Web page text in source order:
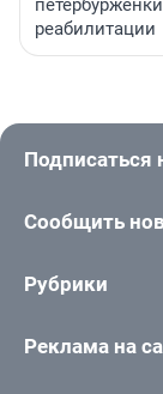
реабилитации
Подписаться
Сообщить
Рубрики
Реклама на